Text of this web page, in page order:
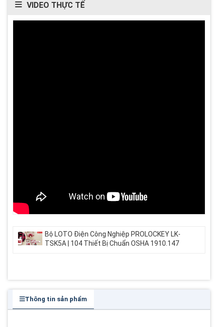
VIDEO THỰC TẾ
Bộ LOTO Điện Công Nghiệp PROLOCKEY LK-
TSK5A | 104 Thiết Bị Chuẩn OSHA 1910.147
Thông tin sản phẩm